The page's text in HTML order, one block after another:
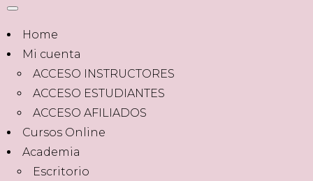
Home
Mi cuenta
ACCESO INSTRUCTORES
ACCESO ESTUDIANTES
ACCESO AFILIADOS
Cursos Online
Academia
Escritorio